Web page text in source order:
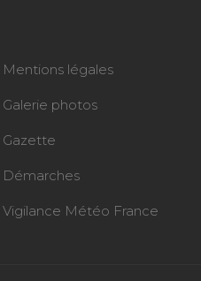
Mentions légales
Galerie photos
Gazette
Démarches
Vigilance Météo France